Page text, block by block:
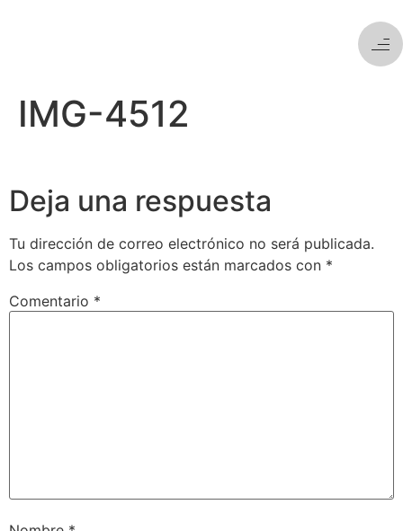
IMG-4512
Deja una respuesta
Tu dirección de correo electrónico no será publicada.
Los campos obligatorios están marcados con *
Comentario *